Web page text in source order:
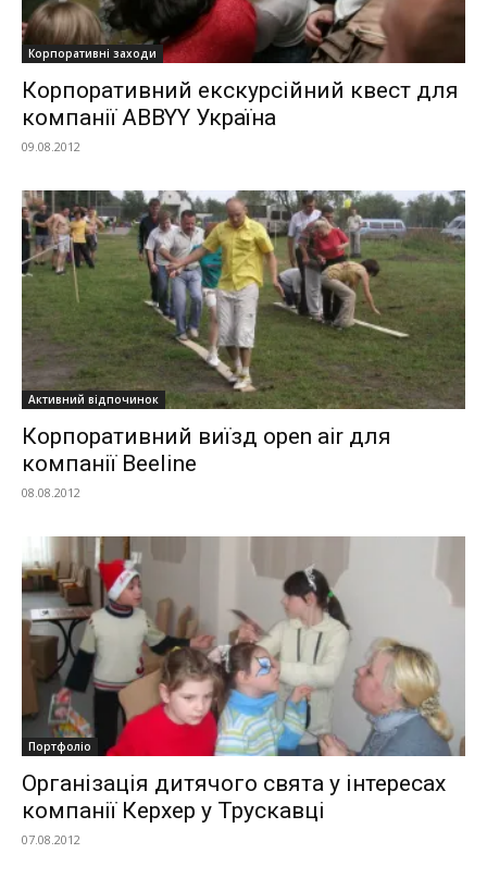
Корпоративні заходи
Корпоративний екскурсійний квест для
компанії ABBYY Україна
09.08.2012
Активний відпочинок
Корпоративний виїзд open air для
компанії Beeline
08.08.2012
Портфоліо
Організація дитячого свята у інтересах
компанії Керхер у Трускавці
07.08.2012